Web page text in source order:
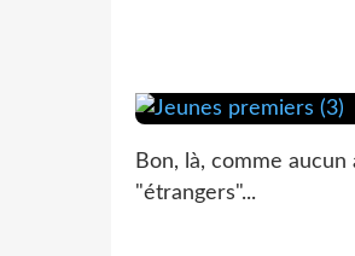
Bon, là, comme
"étrangers"...